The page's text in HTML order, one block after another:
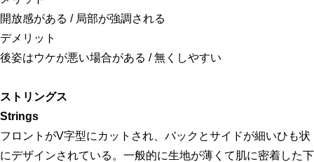
開放感がある / 局部が強調される
デメリット
後姿はウケが悪い場合がある / 無くしやすい
ストリングス
Strings
フロントがV字型にカットされ、バックとサイドが細いひも状
にデザインされている。一般的に生地が薄くて肌に密着した下